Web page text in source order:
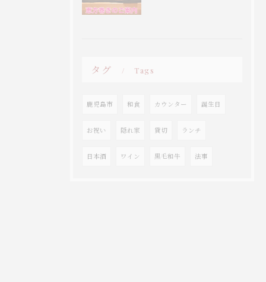
タグ Tags
鹿児島市 和食 カウンター 誕生日
お祝い 隠れ家 貸切 ランチ
日本酒 ワイン 黒毛和牛 法事